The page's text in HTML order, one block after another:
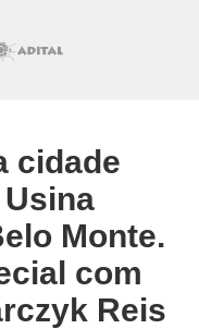
cidade
Monte.
com
Reis